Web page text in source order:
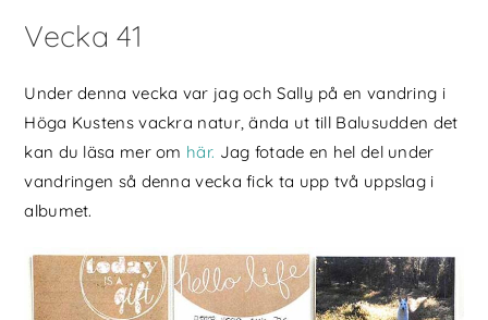
Vecka 41
Under denna vecka var jag och Sally på en vandring i
Höga Kustens vackra natur, ända ut till Balusudden det
kan du läsa mer om här. Jag fotade en hel del under
vandringen så denna vecka fick ta upp två uppslag i
albumet.